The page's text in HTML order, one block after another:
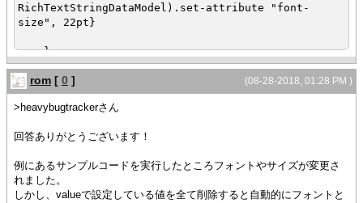
RichTextStringDataModel).set-attribute "font-
size", 22pt}
}
}
}
{value rta}
(08-28-2018, 01:28 PM )
rom [ 0 ]
>heavybugtrackerさん
回答ありがとうございます！
例にあるサンプルコードを実行したところフォントやサイズが変更さ
れました。
しかし、valueで設定している値を全て削除すると自動的にフォントと